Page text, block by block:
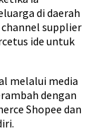
di daerah
supplier
ide untuk
melalui media
dengan
Shopee dan